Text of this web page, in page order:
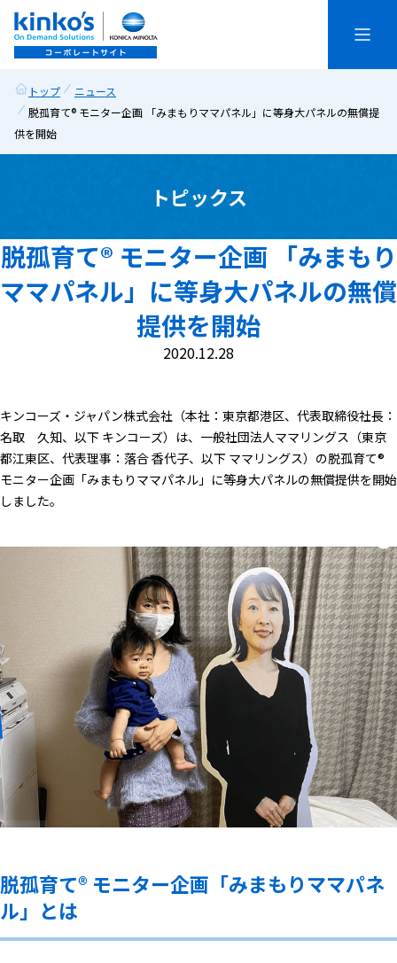
トップ
企業情報
ごあいさつ
経営理念
拠点一覧
キンコーズブランドの歴史
健康経営への取り組み
創る、伝える、彩る。～キンコーズ
スタッフ紹介～
数字で見るキンコーズ
応募の流れ
応募規約
待遇・制度と福利厚生
求人はこちら
お問い合わせ
トップ
ニュース
脱孤育て®︎ モニター企画 「みまもりママパネル」に等身大パネルの無償提
供を開始
トピックス
脱孤育て®︎ モニター企画 「みまもり
ママパネル」に等身大パネルの無償
提供を開始
2020.12.28
キンコーズ・ジャパン株式会社（本社：東京都港区、代表取締役社長：
名取 久知、以下 キンコーズ）は、一般社団法人ママリングス（東京
都江東区、代表理事：落合 香代子、以下 ママリングス）の脱孤育て®︎
モニター企画「みまもりママパネル」に等身大パネルの無償提供を開始
しました。
脱孤育て®︎ モニター企画「みまもりママパネ
ル」とは